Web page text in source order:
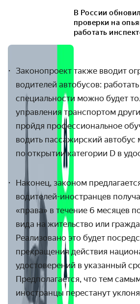
В России
проверки на
работать
Законопроект также вводит
водителей автобусов:
специальности можно будет
управления транспортом
пройдя профессиональное
водить пассажирский
по открытии категории D в
Наконец, законом
водителей-иностранцев
«права» в течение 6 месяцев
вида на жительство или
Реализовано это будет
прекращения действия
удостоверений в указанный
Предполагается, что тем
иностранцы перестанут